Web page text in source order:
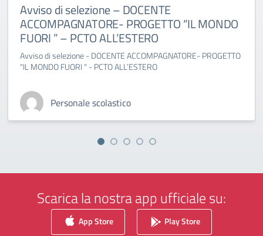
Avviso di selezione – DOCENTE
ACCOMPAGNATORE- PROGETTO “IL MONDO
FUORI ” – PCTO ALL’ESTERO
Avviso di selezione - DOCENTE ACCOMPAGNATORE- PROGETTO
"IL MONDO FUORI " - PCTO ALL’ESTERO
Personale scolastico
Scarica la nostra app ufficiale su:
App Store Play Store